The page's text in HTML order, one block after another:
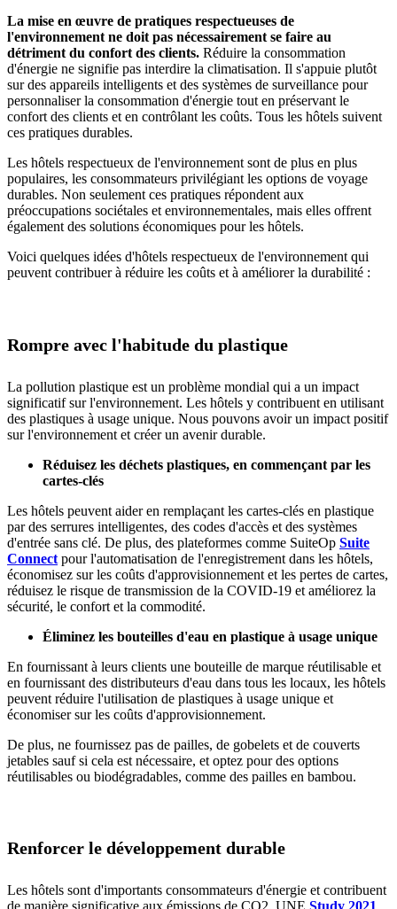
La mise en œuvre de pratiques respectueuses de
l'environnement ne doit pas nécessairement se faire au
détriment du confort des clients. Réduire la consommation
d'énergie ne signifie pas interdire la climatisation. Il s'appuie plutôt
sur des appareils intelligents et des systèmes de surveillance pour
personnaliser la consommation d'énergie tout en préservant le
confort des clients et en contrôlant les coûts. Tous les hôtels suivent
ces pratiques durables.
Les hôtels respectueux de l'environnement sont de plus en plus
populaires, les consommateurs privilégiant les options de voyage
durables. Non seulement ces pratiques répondent aux
préoccupations sociétales et environnementales, mais elles offrent
également des solutions économiques pour les hôtels.
Voici quelques idées d'hôtels respectueux de l'environnement qui
peuvent contribuer à réduire les coûts et à améliorer la durabilité :
Rompre avec l'habitude du plastique
La pollution plastique est un problème mondial qui a un impact
significatif sur l'environnement. Les hôtels y contribuent en utilisant
des plastiques à usage unique. Nous pouvons avoir un impact positif
sur l'environnement et créer un avenir durable.
Réduisez les déchets plastiques, en commençant par les
cartes-clés
Les hôtels peuvent aider en remplaçant les cartes-clés en plastique
par des serrures intelligentes, des codes d'accès et des systèmes
d'entrée sans clé. De plus, des plateformes comme SuiteOp Suite
Connect pour l'automatisation de l'enregistrement dans les hôtels,
économisez sur les coûts d'approvisionnement et les pertes de cartes,
réduisez le risque de transmission de la COVID-19 et améliorez la
sécurité, le confort et la commodité.
Éliminez les bouteilles d'eau en plastique à usage unique
En fournissant à leurs clients une bouteille de marque réutilisable et
en fournissant des distributeurs d'eau dans tous les locaux, les hôtels
peuvent réduire l'utilisation de plastiques à usage unique et
économiser sur les coûts d'approvisionnement.
De plus, ne fournissez pas de pailles, de gobelets et de couverts
jetables sauf si cela est nécessaire, et optez pour des options
réutilisables ou biodégradables, comme des pailles en bambou.
Renforcer le développement durable
Les hôtels sont d'importants consommateurs d'énergie et contribuent
de manière significative aux émissions de CO2. UNE Study 2021